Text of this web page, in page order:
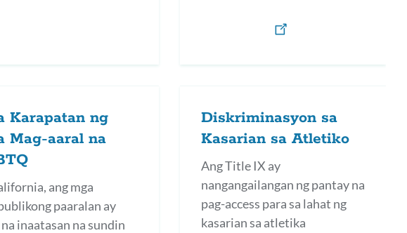
Karapatan ng
Mag-aaral na
ang mga
paaralan ay
inaatasan na sundin
Diskriminasyon sa
Kasarian sa Atletiko
Ang Title IX ay
nangangailangan ng pantay na
pag-access para sa lahat ng
kasarian sa atletika